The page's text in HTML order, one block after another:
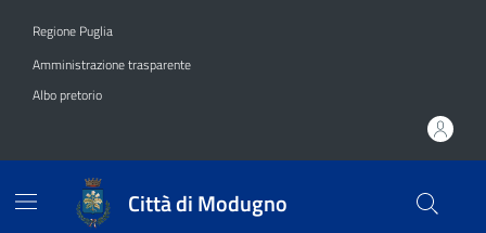
Regione Puglia
Amministrazione trasparente
Albo pretorio
Città di Modugno